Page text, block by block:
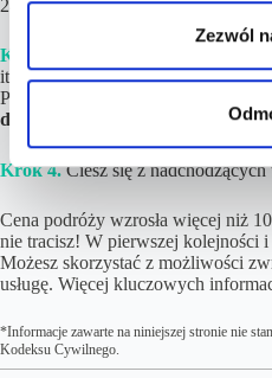
Zezwól
24 h ) w dni robocze.
Krok 3.
itd.)na podstawie linkówi opisów
Podróży. Jeśli tylko chcesz,
dni przed wylotem!
Krok 4.Ciesz się z
Cena podróży wzrosła więcej niż
nie tracisz! W pierwszej kolejności
Możesz skorzystać z możliwości
usługę. Więcej kluczowych
*Informacje zawarte na niniejszej stronie nie
Kodeksu Cywilnego.